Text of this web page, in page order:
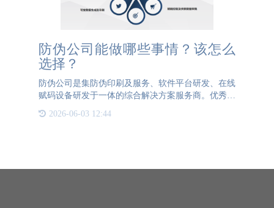
防伪公司能做哪些事情？该怎么
选择？
防伪公司是集防伪印刷及服务、软件平台研发、在线
赋码设备研发于一体的综合解决方案服务商。优秀的
防伪公司需要做到哪些呢？1、防伪印刷及服务防因
印刷及服务包含了：防伪标签设计、定制，防伪票
2026-06-03 12:44